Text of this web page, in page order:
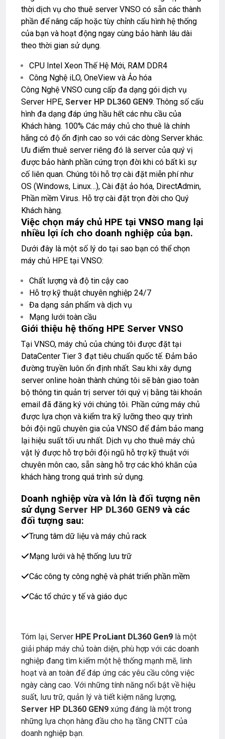
thời dịch vụ cho thuê server VNSO có sẵn các thành
phần để nâng cấp hoặc tùy chỉnh cấu hình hệ thống
của bạn và hoạt động ngay cùng bảo hành lâu dài
theo thời gian sử dụng.
CPU Intel Xeon Thế Hệ Mới, RAM DDR4
Công Nghệ iLO, OneView và Ảo hóa
Công Nghệ VNSO cung cấp đa dạng gói dịch vụ
Server HPE, Server HP DL360 GEN9. Thông số cấu
hình đa dạng đáp ứng hầu hết các nhu cầu của
Khách hàng. 100% Các máy chủ cho thuê là chính
hãng có độ ổn định cao so với các dòng Server khác.
Ưu điểm thuê server riêng đó là server của quý vị
được bảo hành phần cứng trọn đời khi có bất kì sự
cố liên quan. Chúng tôi hỗ trợ cài đặt miễn phí như
OS (Windows, Linux…), Cài đặt ảo hóa, DirectAdmin,
Phần mềm Virus. Hỗ trợ cài đặt trọn đời cho Quý
Khách hàng.
Việc chọn máy chủ HPE tại VNSO mang lại
nhiều lợi ích cho doanh nghiệp của bạn.
Dưới đây là một số lý do tại sao bạn có thể chọn
máy chủ HPE tại VNSO:
Chất lượng và độ tin cậy cao
Hỗ trợ kỹ thuật chuyên nghiệp 24/7
Đa dạng sản phẩm và dịch vụ
Mạng lưới toàn cầu
Giới thiệu hệ thống HPE Server VNSO
Tại VNSO, máy chủ của chúng tôi được đặt tại
DataCenter Tier 3 đạt tiêu chuẩn quốc tế. Đảm bảo
đường truyền luôn ổn định nhất. Sau khi xây dựng
server online hoàn thành chúng tôi sẽ bàn giao toàn
bộ thông tin quản trị server tới quý vị bằng tài khoản
email đã đăng ký với chúng tôi. Phần cứng máy chủ
được lựa chọn và kiểm tra kỹ lưỡng theo quy trình
bởi đội ngũ chuyên gia của VNSO để đảm bảo mang
lại hiệu suất tối ưu nhất. Dịch vụ cho thuê máy chủ
vật lý được hỗ trợ bởi đội ngũ hỗ trợ kỹ thuật với
chuyên môn cao, sẵn sàng hỗ trợ các khó khăn của
khách hàng trong quá trình sử dụng.
Doanh nghiệp vừa và lớn là đối tượng nên
sử dụng Server HP DL360 GEN9 và các
đối tượng sau:
Trung tâm dữ liệu và máy chủ rack
Mạng lưới và hệ thống lưu trữ
Các công ty công nghệ và phát triển phần mềm
Các tổ chức y tế và giáo dục
Tóm lại, Server HPE ProLiant DL360 Gen9 là một
giải pháp máy chủ toàn diện, phù hợp với các doanh
nghiệp đang tìm kiếm một hệ thống mạnh mẽ, linh
hoạt và an toàn để đáp ứng các yêu cầu công việc
ngày càng cao. Với những tính năng nổi bật về hiệu
suất, lưu trữ, quản lý và tiết kiệm năng lượng,
Server HP DL360 GEN9 xứng đáng là một trong
những lựa chọn hàng đầu cho hạ tầng CNTT của
doanh nghiệp bạn.